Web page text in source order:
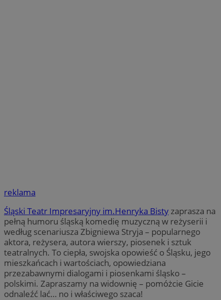
reklama
Śląski Teatr Impresaryjny im.Henryka Bistyzaprasza na
pełną humoru śląską komedię muzyczną w reżyserii i
według scenariusza Zbigniewa Stryja – popularnego
aktora, reżysera, autora wierszy, piosenek i sztuk
teatralnych. To ciepła, swojska opowieść o Śląsku, jego
mieszkańcach i wartościach, opowiedziana
przezabawnymi dialogami i piosenkami śląsko –
polskimi. Zapraszamy na widownię – pomóżcie Gicie
odnaleźć lać… no i właściwego szaca!